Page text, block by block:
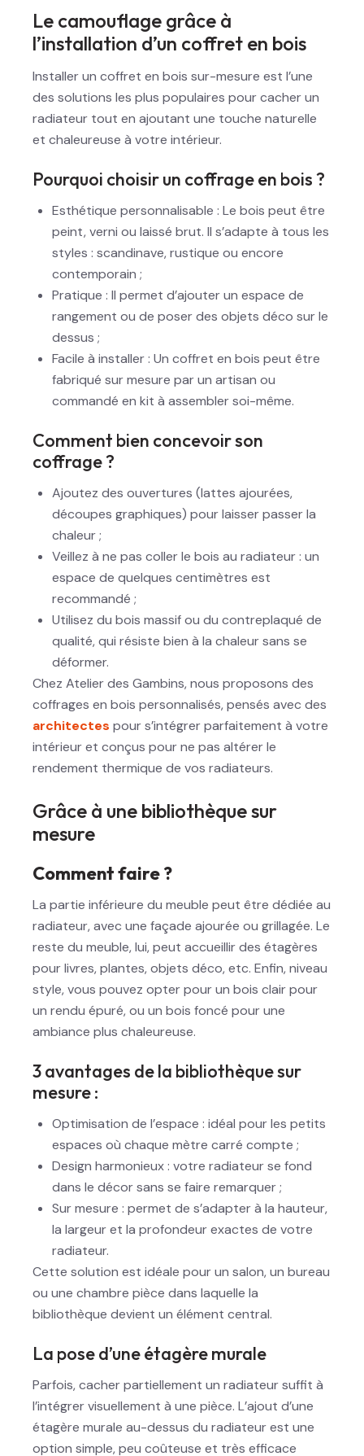
Le camouflage grâce à
l’installation d’un coffret en bois
Installer un coffret en bois sur-mesure est l’une
des solutions les plus populaires pour cacher un
radiateur tout en ajoutant une touche naturelle
et chaleureuse à votre intérieur.
Pourquoi choisir un coffrage en bois ?
Esthétique personnalisable : Le bois peut être
peint, verni ou laissé brut. Il s’adapte à tous les
styles : scandinave, rustique ou encore
contemporain ;
Pratique : Il permet d’ajouter un espace de
rangement ou de poser des objets déco sur le
dessus ;
Facile à installer : Un coffret en bois peut être
fabriqué sur mesure par un artisan ou
commandé en kit à assembler soi-même.
Comment bien concevoir son
coffrage ?
Ajoutez des ouvertures (lattes ajourées,
découpes graphiques) pour laisser passer la
chaleur ;
Veillez à ne pas coller le bois au radiateur : un
espace de quelques centimètres est
recommandé ;
Utilisez du bois massif ou du contreplaqué de
qualité, qui résiste bien à la chaleur sans se
déformer.
Chez Atelier des Gambins, nous proposons des
coffrages en bois personnalisés, pensés avec des
architectes pour s’intégrer parfaitement à votre
intérieur et conçus pour ne pas altérer le
rendement thermique de vos radiateurs.
Grâce à une bibliothèque sur
mesure
Comment faire ?
La partie inférieure du meuble peut être dédiée au
radiateur, avec une façade ajourée ou grillagée. Le
reste du meuble, lui, peut accueillir des étagères
pour livres, plantes, objets déco, etc. Enfin, niveau
style, vous pouvez opter pour un bois clair pour
un rendu épuré, ou un bois foncé pour une
ambiance plus chaleureuse.
3 avantages de la bibliothèque sur
mesure :
Optimisation de l’espace : idéal pour les petits
espaces où chaque mètre carré compte ;
Design harmonieux : votre radiateur se fond
dans le décor sans se faire remarquer ;
Sur mesure : permet de s’adapter à la hauteur,
la largeur et la profondeur exactes de votre
radiateur.
Cette solution est idéale pour un salon, un bureau
ou une chambre pièce dans laquelle la
bibliothèque devient un élément central.
La pose d’une étagère murale
Parfois, cacher partiellement un radiateur suffit à
l’intégrer visuellement à une pièce. L’ajout d’une
étagère murale au-dessus du radiateur est une
option simple, peu coûteuse et très efficace